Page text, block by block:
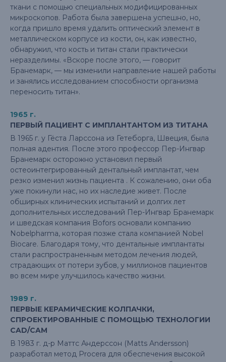
ткани с помощью специальных модифицированных
микроскопов. Работа была завершена успешно, но,
когда пришло время удалить оптический элемент в
металлическом корпусе из кости, он, как известно,
обнаружил, что кость и титан стали практически
неразделимы. «Вскоре после этого, — говорит
Бранемарк, — мы изменили направление нашей работы
и занялись исследованием способности организма
переносить титан».
1965 г.
ПЕРВЫЙ ПАЦИЕНТ С ИМПЛАНТАНТОМ ИЗ ТИТАНА
В 1965 г. у Гёста Ларссона из Гетеборга, Швеция, была
полная адентия. После этого профессор Пер-Ингвар
Бранемарк осторожно установил первый
остеоинтегрированный дентальный имплантат, чем
резко изменил жизнь пациента . К сожалению, они оба
уже покинули нас, но их наследие живет. После
обширных клинических испытаний и долгих лет
дополнительных исследований Пер-Ингвар Бранемарк
и шведская компания Bofors основали компанию
Nobelpharma, которая позже стала компанией Nobel
Biocare. Благодаря тому, что дентальные имплантаты
стали распространенным методом лечения людей,
страдающих от потери зубов, у миллионов пациентов
во всем мире улучшилось качество жизни.
1989 г.
ПЕРВЫЕ КЕРАМИЧЕСКИЕ КОЛПАЧКИ,
СПРОЕКТИРОВАННЫЕ С ПОМОЩЬЮ ТЕХНОЛОГИИ
CAD/CAM
В 1983 г. д-р Маттс Андерссон (Matts Andersson)
разработал метод Procera для обеспечения высокой